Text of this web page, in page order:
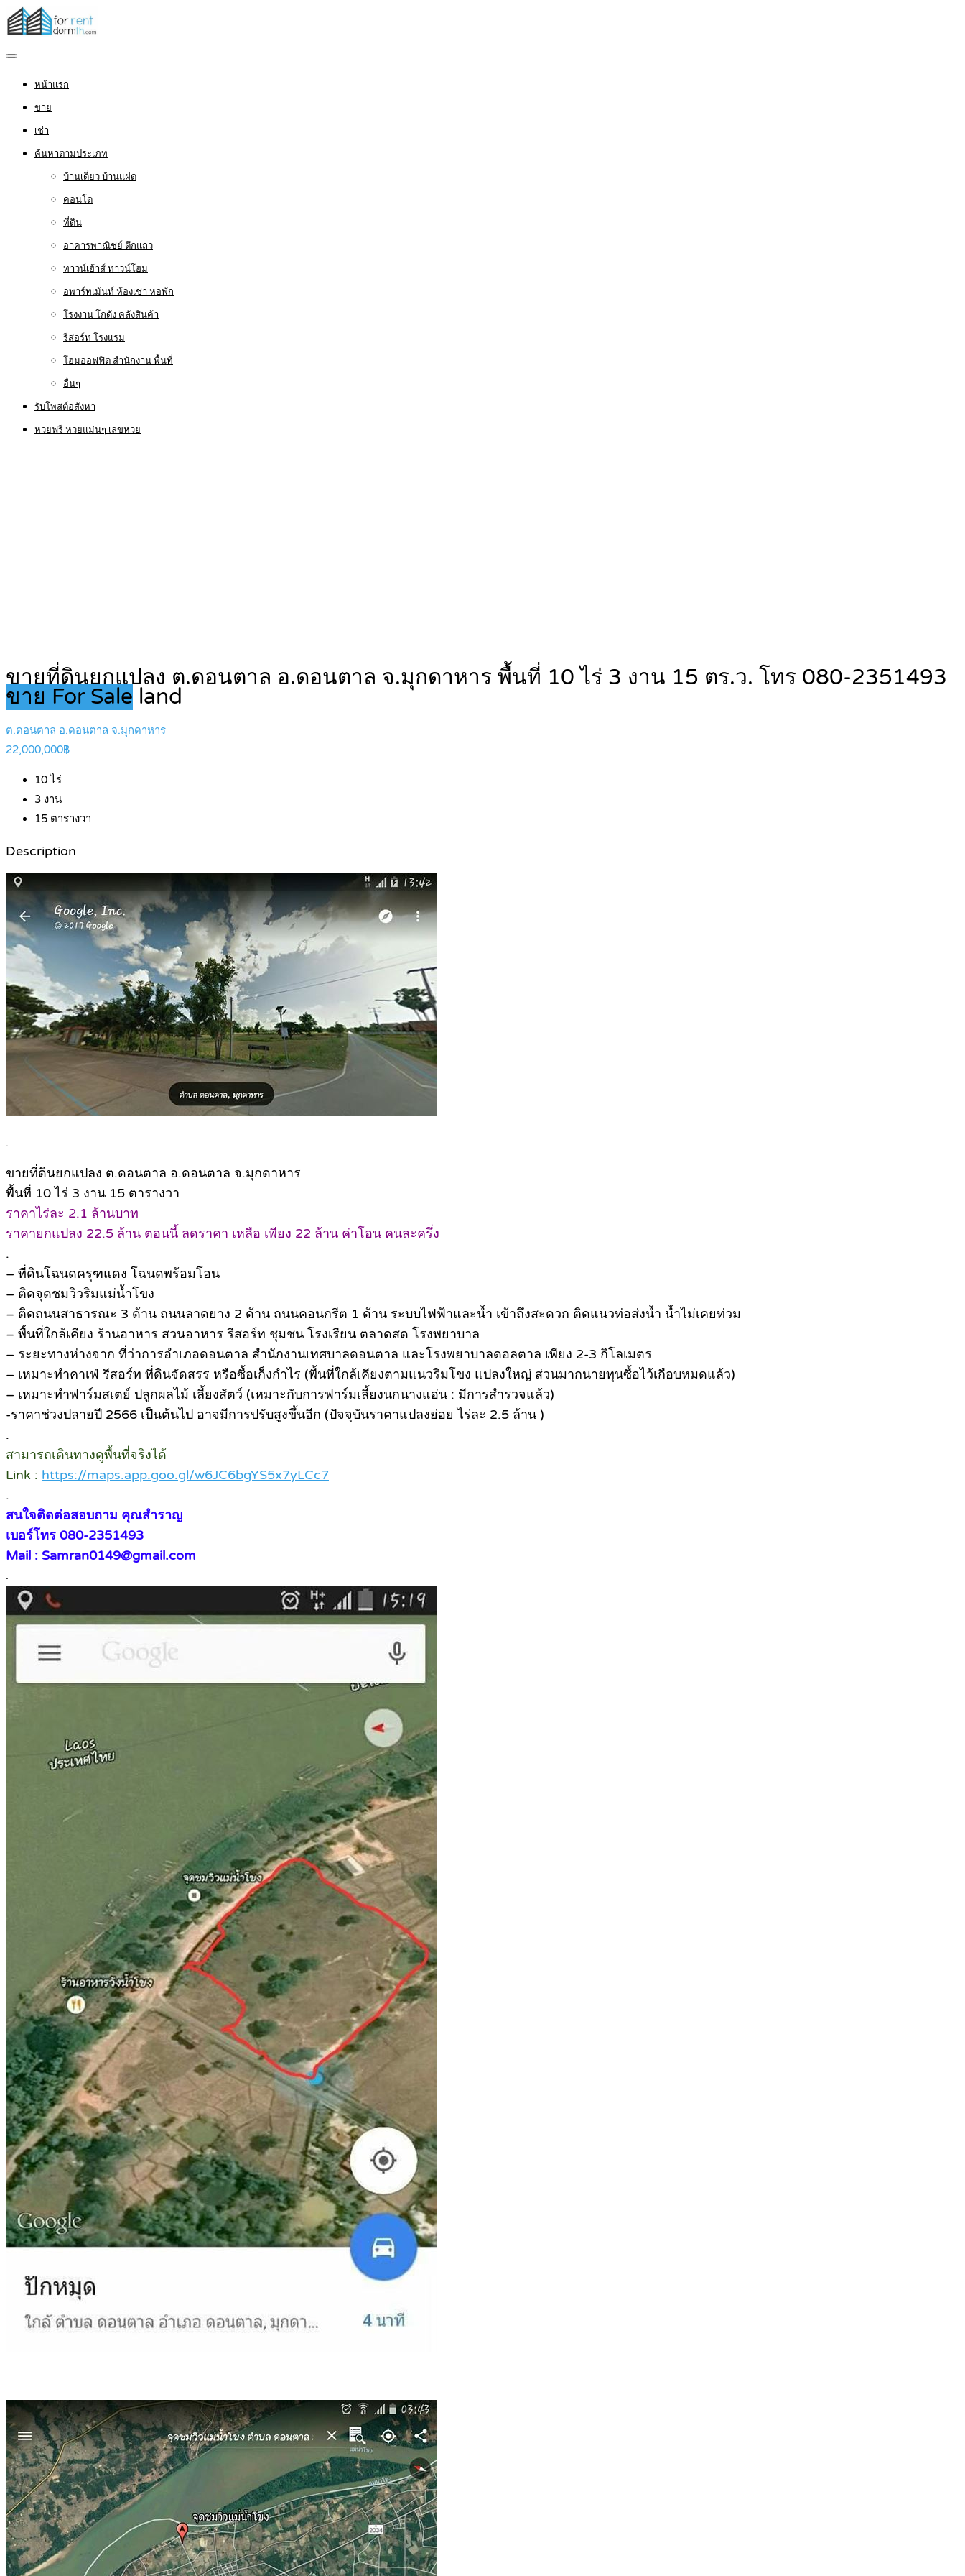
หน้าแรก
ขาย
เช่า
ค้นหาตามประเภท
บ้านเดี่ยว บ้านแฝด
คอนโด
ที่ดิน
อาคารพาณิชย์ ตึกแถว
ทาวน์เฮ้าส์ ทาวน์โฮม
อพาร์ทเม้นท์ ห้องเช่า หอพัก
โรงงาน โกดัง คลังสินค้า
รีสอร์ท โรงแรม
โฮมออฟฟิต สำนักงาน พื้นที่
อื่นๆ
รับโพสต์อสังหา
หวยฟรี หวยแม่นๆ เลขหวย
ขายที่ดินยกแปลง ต.ดอนตาล อ.ดอนตาล จ.มุกดาหาร พื้นที่ 10 ไร่ 3 งาน 15 ตร.ว. โทร 080-2351493
ขาย For Sale land
ต.ดอนตาล อ.ดอนตาล จ.มุกดาหาร
22,000,000฿
10ไร่
3 งาน
15 ตารางวา
Description
.
ขายที่ดินยกแปลง ต.ดอนตาล อ.ดอนตาล จ.มุกดาหาร
พื้นที่ 10 ไร่ 3 งาน 15 ตารางวา
ราคาไร่ละ 2.1 ล้านบาท
ราคายกแปลง 22.5 ล้าน ตอนนี้ ลดราคา เหลือ เพียง 22 ล้าน ค่าโอน คนละครึ่ง
.
– ที่ดินโฉนดครุฑแดง โฉนดพร้อมโอน
– ติดจุดชมวิวริมแม่น้ำโขง
– ติดถนนสาธารณะ 3 ด้าน ถนนลาดยาง 2 ด้าน ถนนคอนกรีต 1 ด้าน ระบบไฟฟ้าและน้ำ เข้าถึงสะดวก ติดแนวท่อส่งน้ำ น้ำไม่เคยท่วม
– พื้นที่ใกล้เคียง ร้านอาหาร สวนอาหาร รีสอร์ท ชุมชน โรงเรียน ตลาดสด โรงพยาบาล
– ระยะทางห่างจาก ที่ว่าการอำเภอดอนตาล สำนักงานเทศบาลดอนตาล และโรงพยาบาลดอลตาล เพียง 2-3 กิโลเมตร
– เหมาะทำคาเฟ่ รีสอร์ท ที่ดินจัดสรร หรือซื้อเก็งกำไร (พื้นที่ใกล้เคียงตามแนวริมโขง แปลงใหญ่ ส่วนมากนายทุนซื้อไว้เกือบหมดแล้ว)
– เหมาะทำฟาร์มสเตย์ ปลูกผลไม้ เลี้ยงสัตว์ (เหมาะกับการฟาร์มเลี้ยงนกนางแอ่น : มีการสำรวจแล้ว)
-ราคาช่วงปลายปี 2566 เป็นต้นไป อาจมีการปรับสูงขึ้นอีก (ปัจจุบันราคาแปลงย่อย ไร่ละ 2.5 ล้าน )
.
สามารถเดินทางดูพื้นที่จริงได้
Link : https://maps.app.goo.gl/w6JC6bgYS5x7yLCc7
.
สนใจติดต่อสอบถาม คุณสำราญ
เบอร์โทร 080-2351493
Mail : Samran0149@gmail.com
.